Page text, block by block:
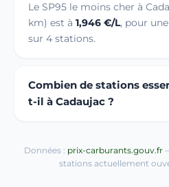
Le SP95 le moins cher à
km) est à 1,946 €/L, pour
sur 4 stations.
Combien de stations
t-il à Cadaujac ?
Données : prix-carburants.gouv.fr
stations actuellement